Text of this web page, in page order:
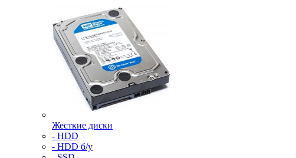
Жесткие диски
- HDD
- HDD б/у